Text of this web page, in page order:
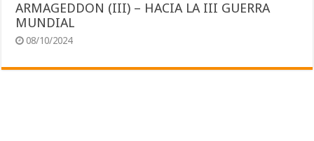
ARMAGEDDON (III) – HACIA LA III GUERRA
MUNDIAL
08/10/2024